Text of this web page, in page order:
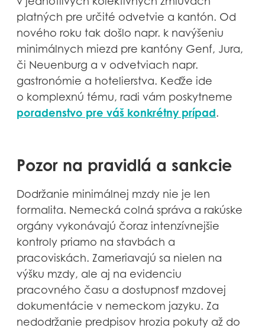
platných pre určité odvetvie a kantón. Od
nového roku tak došlo napr. k navýšeniu
minimálnych miezd pre kantóny Genf, Jura,
či Neuenburg a v odvetviach napr.
gastronómie a hotelierstva. Keďže ide
o komplexnú tému, radi vám poskytneme
poradenstvo pre váš konkrétny prípad.
Pozor na pravidlá a sankcie
Dodržanie minimálnej mzdy nie je len
formalita. Nemecká colná správa a rakúske
orgány vykonávajú čoraz intenzívnejšie
kontroly priamo na stavbách a
pracoviskách. Zameriavajú sa nielen na
výšku mzdy, ale aj na evidenciu
pracovného času a dostupnosť mzdovej
dokumentácie v nemeckom jazyku. Za
nedodržanie predpisov hrozia pokuty až do